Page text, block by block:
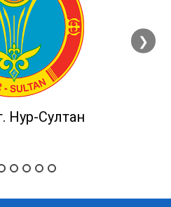
Нур-Султан
❯